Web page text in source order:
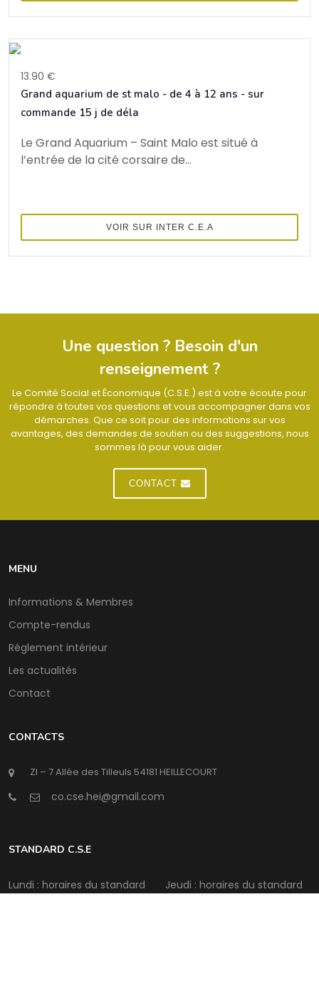
13.90 €
Grand aquarium de st malo - de 4 à 12 ans - sur
commande 15 j de déla
Le Grand Aquarium – Saint Malo est situé à
l’entrée de la cité corsaire de...
VOIR SUR INTER C.E.A
Une question ? Besoin d'un
renseignement ?
Le Comité Social et Économique (C.S.E.) est à votre écoute pour
répondre à toutes vos questions et vous accompagner dans vos
démarches. Que ce soit pour des informations sur vos
avantages, des demandes de soutien ou des suggestions, nous
sommes là pour vous aider.
CONTACT
MENU
Informations & Membres
Compte-rendus
Réglement intérieur
Les actualités
Contact
CONTACTS
ZI – 7 Allée des Tilleuls 54181 HEILLECOURT
@
STANDARD C.S.E
Lundi : horaires du standard
Jeudi : horaires du standard